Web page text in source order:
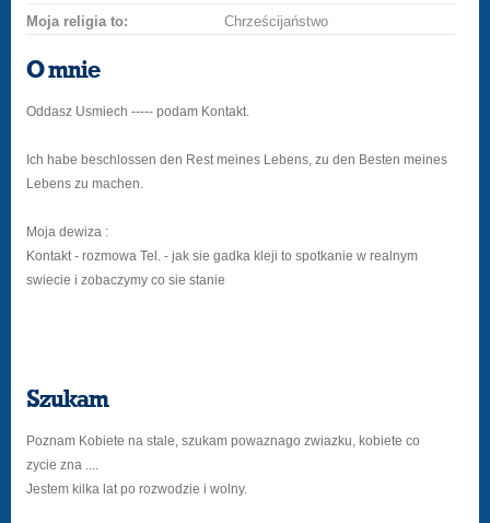
Moja religia to:
Chrześcijaństwo
O mnie
Oddasz Usmiech ----- podam Kontakt.
Ich habe beschlossen den Rest meines Lebens, zu den Besten meines
Lebens zu machen.
Moja dewiza :
Kontakt - rozmowa Tel. - jak sie gadka kleji to spotkanie w realnym
swiecie i zobaczymy co sie stanie
Szukam
Poznam Kobiete na stale, szukam powaznago zwiazku, kobiete co
zycie zna ....
Jestem kilka lat po rozwodzie i wolny.